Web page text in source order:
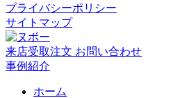
プライバシーポリシー
サイトマップ
来店受取注文 お問い合わせ
事例紹介
ホーム